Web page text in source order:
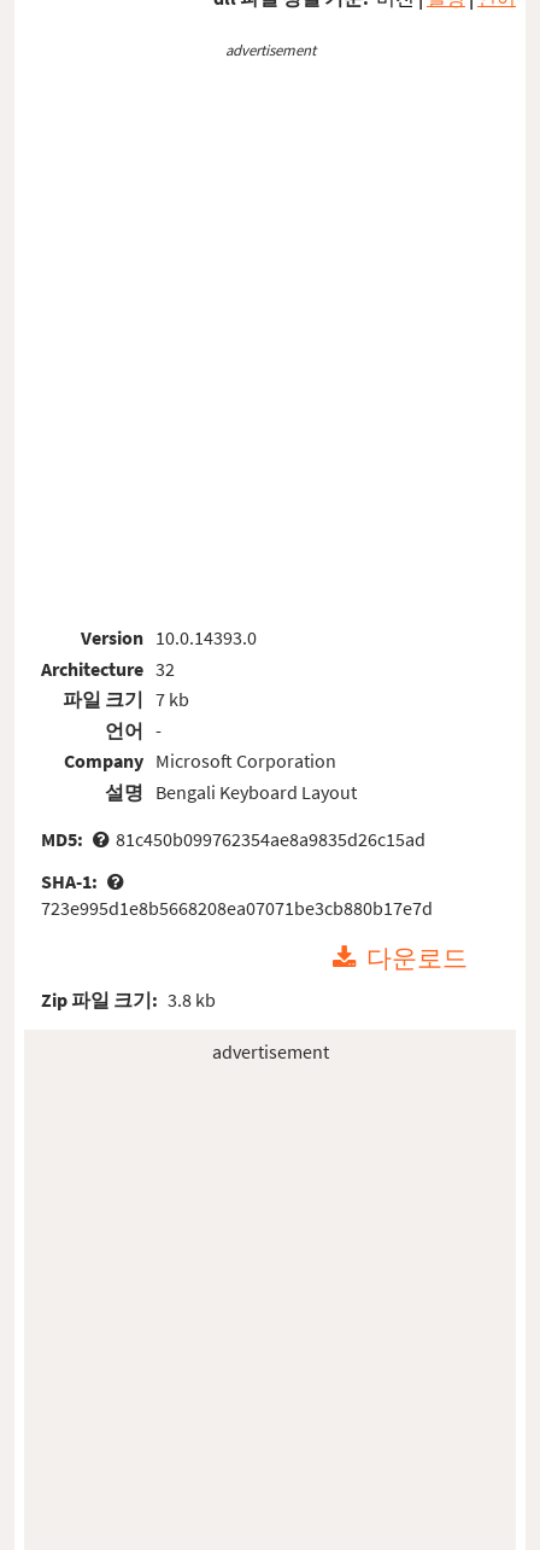
advertisement
Version
Architecture
파일 크기
언어
Company
설명
10.0.14393.0
32
7 kb
-
Microsoft Corporation
Bengali Keyboard Layout
MD5:
81c450b099762354ae8a9835d26c15ad
SHA-1:
723e995d1e8b5668208ea07071be3cb880b17e7d
다운로드
Zip 파일 크기: 3.8 kb
advertisement